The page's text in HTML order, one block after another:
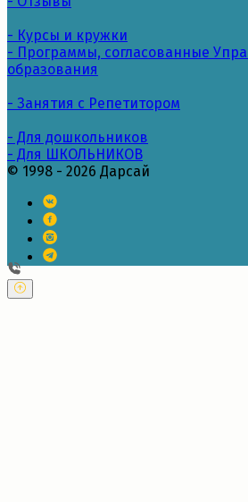
- Курсы и кружки
- Программы, согласованные
образования
- Занятия с Репетитором
- Для дошкольников
- Для ШКОЛЬНИКОВ
© 1998 - 2026 Дарсай